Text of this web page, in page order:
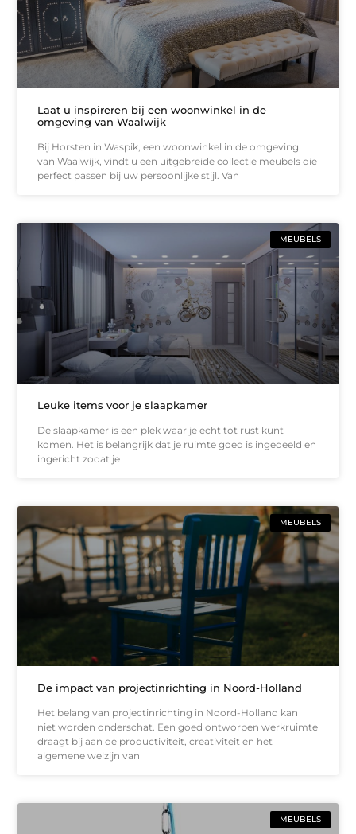
Laat u inspireren bij een woonwinkel in de
omgeving van Waalwijk
Bij Horsten in Waspik, een woonwinkel in de omgeving
van Waalwijk, vindt u een uitgebreide collectie meubels die
perfect passen bij uw persoonlijke stijl. Van
MEUBELS
Leuke items voor je slaapkamer
De slaapkamer is een plek waar je echt tot rust kunt
komen. Het is belangrijk dat je ruimte goed is ingedeeld en
ingericht zodat je
MEUBELS
De impact van projectinrichting in Noord-Holland
Het belang van projectinrichting in Noord-Holland kan
niet worden onderschat. Een goed ontworpen werkruimte
draagt bij aan de productiviteit, creativiteit en het
algemene welzijn van
MEUBELS